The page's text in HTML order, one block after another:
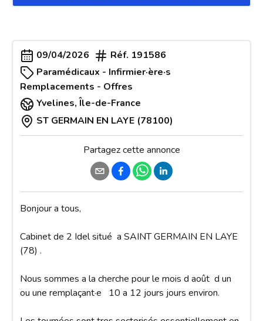
09/04/2026 Réf. 191586
Paramédicaux - Infirmier·ère·s
Remplacements - Offres
Yvelines,Île-de-France
ST GERMAIN EN LAYE (78100)
Partagez cette annonce
Bonjour a tous,
Cabinet de 2 Idel situé  a SAINT GERMAIN EN LAYE
(78) .
Nous sommes a la cherche pour le mois d août  d un
ou une remplaçant·e   10 a 12 jours jours environ.